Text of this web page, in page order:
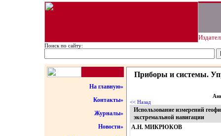
Поиск по сайту:
На главную»
Контакты»
Журналы»
Новости»
Приборы и системы.
<< Назад
Использование измерений
экстремальной навигации
А.Н. МИКРЮКОВ